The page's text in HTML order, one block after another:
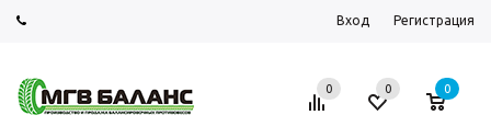
Вход Регистрация
0 0 0